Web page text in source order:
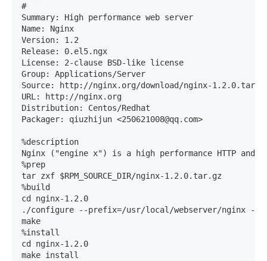
#
Summary: High performance web server
Name: Nginx
Version: 1.2
Release: 0.el5.ngx
License: 2-clause BSD-like license
Group: Applications/Server
Source: http://nginx.org/download/nginx-
URL: http://nginx.org
Distribution: Centos/Redhat
Packager: qiuzhijun <250621008@qq.com>
%description
Nginx ("engine x") is a high performance HTTP and
%prep
tar zxf $RPM_SOURCE_DIR/nginx-1.2.0.tar.gz
%build
cd nginx-1.2.0
./configure --prefix=/usr/local/webserver/nginx --
make
%install
cd nginx-1.2.0
make install